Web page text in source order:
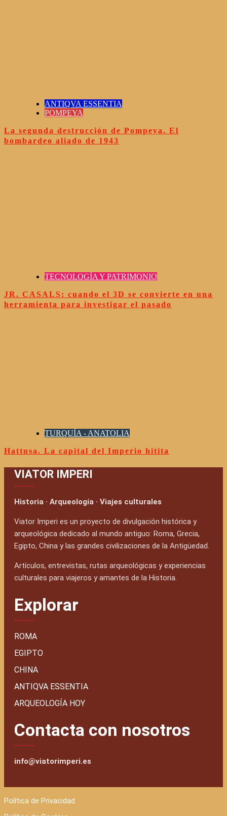
ANTIQVA ESSENTIA
POMPEYA
La segunda destrucción de Pompeya. El
bombardeo aliado de 1943
TECNOLOGÍA Y PATRIMONIO
JR. CASALS: cuando el 3D se convierte en una
herramienta para investigar el pasado
TURQUÍA - ANATOLIA
Hattusa. La capital del Imperio hitita
VIATOR IMPERI
Historia · Arqueología · Viajes culturales
Viator Imperi es un proyecto de divulgación histórica y
arqueológica dedicado al mundo antiguo: Roma, Grecia,
Egipto, China y las grandes civilizaciones de la Antigüedad.
Artículos, entrevistas, rutas arqueológicas y experiencias
culturales para viajeros y amantes de la Historia.
Explorar
ROMA
EGIPTO
CHINA
ANTIQVA ESSENTIA
ARQUEOLOGÍA HOY
Contacta con nosotros
info@viatorimperi.es
Política de Privacidad